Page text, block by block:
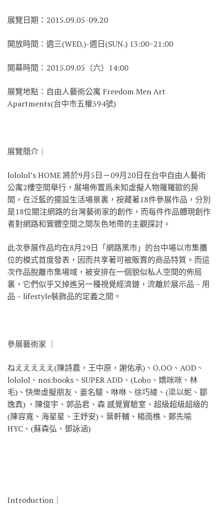
展覽日期：2015.09.05-09.20
開放時間：週三(WED.)-週日(SUN.) 13:00~21:00
開幕時間：2015.09.05（六）14:00
展覽地點：自由人藝術公寓 Freedom Men Art
Apartments(台中市五權594號)
展覽簡介｜
lololol’s HOME 將於9月5日－09月20日在台中自由人藝術
公寓2樓空間舉行，展場佈置爲未知虛擬人物羅羅歐的房
間，在泛藍的擺設生活場景裏，按藏著18件參展作品，分別
是18位關注網路的台灣藝術家的創作，而每件作品體現創作
者對網路和實體空間之間灰色地帶的主觀探討。
此次參展作品均在8月29日「網路黑市」的台中場以市集攤
位的模式首度發表，因而共享著可被販賣的商品特質。而這
次作品脫離市集場域，被安排在一個貌似私人空間的佈局
裏，它們似乎又掉進另一種視覺經濟鏈，流離於展示品 – 用
品 – lifestyle裝飾品的定義之間。
參展藝術家 ｜
ねえええええ(陳詩農，王中原，謝佑承)、O.OO、AOD、
lololol、nos:books、SUPER ADD、(Lobo、嬌咪咪、林
毛)、快樂虛擬朋友、姜名駿、咻咻、徐巧綾、(梁以妮、鄒
逸真) 、陳俊宇、郭品君、森 感覺實驗室、超級超級超級的
(陳容寬、海星星、王妤安)、葉軒輔、楊雨樵、鄭先喻
HYC、(蘇森弘、鄧詠涵)
Introduction｜